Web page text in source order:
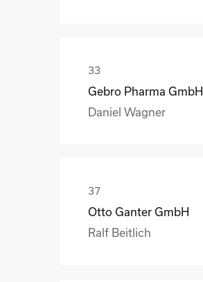
Gebro Pharma GmbH
Daniel Wagner
Otto Ganter GmbH
Ralf Beitlich